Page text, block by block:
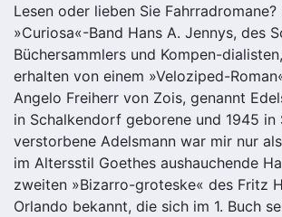
Lesen oder lieben Sie Fahrradromane?
»Curiosa«-Band Hans A. Jennys, des
Büchersammlers und Kompen-
erhalten von einem »Veloziped-
Angelo Freiherr von Zois, genannt
in Schalkendorf geborene und 1945 in
verstorbene Adelsmann war mir nur
im Altersstil Goethes aushauchende
zweiten »Bizarro-groteske« des Fritz
Orlando bekannt, die sich im 1. Buch